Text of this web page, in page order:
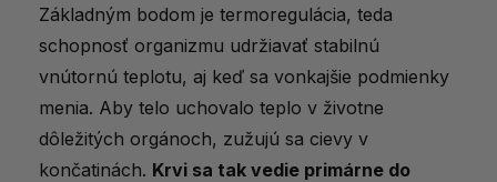
Kedy spozornieť? Varovné signály
Čo pomáha od studených končatín?
Praktické tipy
Strava a životný štýl
Raynaudov syndróm
Základným bodom je termoregulácia, teda
schopnosť organizmu udržiavať stabilnú
vnútornú teplotu, aj keď sa vonkajšie podmienky
menia. Aby telo uchovalo teplo v životne
dôležitých orgánoch, zužujú sa cievy v
končatinách. Krvi sa tak vedie primárne do